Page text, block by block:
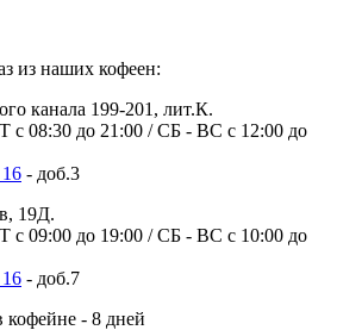
из наших кофеен:
канала 199-201, лит.К.
08:30 до 21:00 / СБ - ВС с 12:00 до
- доб.3
19Д.
09:00 до 19:00 / СБ - ВС с 10:00 до
- доб.7
кофейне - 8 дней